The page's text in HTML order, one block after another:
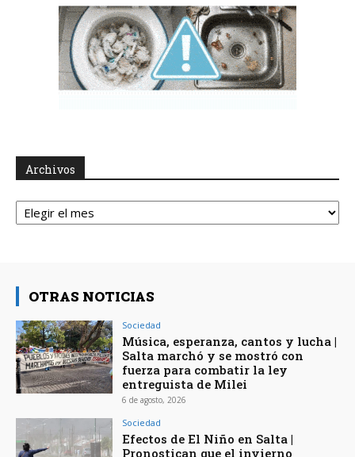
Archivos
Archivos
OTRAS NOTICIAS
Sociedad
Música, esperanza, cantos y lucha |
Salta marchó y se mostró con
fuerza para combatir la ley
entreguista de Milei
6 de agosto, 2026
Sociedad
Efectos de El Niño en Salta |
Pronostican que el invierno